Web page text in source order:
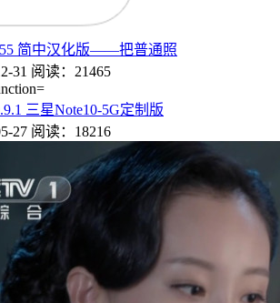
简中汉化版——把普通照
31 阅读：21465
三星Note10-5G定制版
27 阅读：18216